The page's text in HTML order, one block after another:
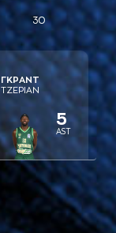
30
ΓΚΡAΝΤ
ΤΖΕΡΙAΝ
5
AST